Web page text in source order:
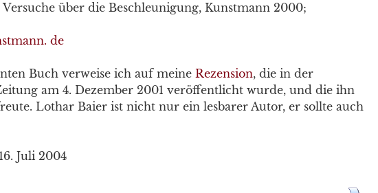
Versuche über die Beschleunigung, Kunstmann 2000;
de
Buch verweise ich auf meine Rezension, die in der
am 4. Dezember 2001 veröffentlicht wurde, und die ihn
Lothar Baier ist nicht nur ein lesbarer Autor, er sollte auch
Juli 2004